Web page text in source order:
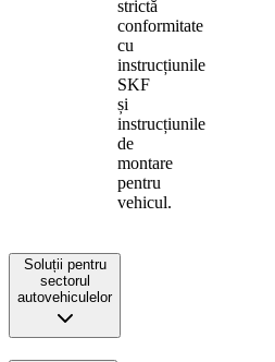
strictă
conformitate
cu
instrucțiunile
SKF
și
instrucțiunile
de
montare
pentru
vehicul.
Soluții pentru
sectorul
autovehiculelor